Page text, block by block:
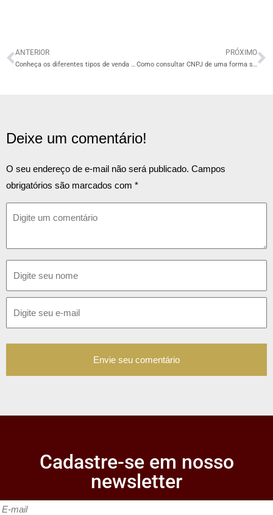
ANTERIOR
Conheça os diferentes tipos de venda para impulsionar os lucros da sua empresa
PRÓXIMO
Como consultar CNPJ de uma forma simples?
Deixe um comentário!
O seu endereço de e-mail não será publicado. Campos
obrigatórios são marcados com *
Cadastre-se em nosso
newsletter